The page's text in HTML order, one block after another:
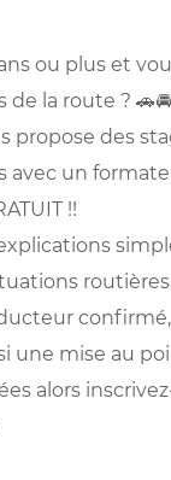
ou plus et
de la route ? 🚗🚘
propose des
avec un
!!
une mise au
alors